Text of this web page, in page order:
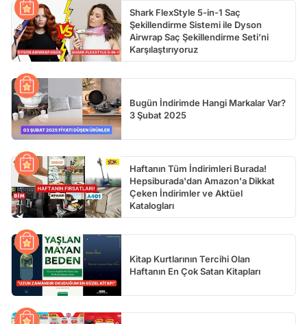
Shark FlexStyle 5-in-1 Saç
Şekillendirme Sistemi ile Dyson
Airwrap Saç Şekillendirme Seti’ni
Karşılaştırıyoruz
Bugün İndirimde Hangi Markalar Var?
3 Şubat 2025
Haftanın Tüm İndirimleri Burada!
Hepsiburada'dan Amazon'a Dikkat
Çeken İndirimler ve Aktüel
Katalogları
Kitap Kurtlarının Tercihi Olan
Haftanın En Çok Satan Kitapları